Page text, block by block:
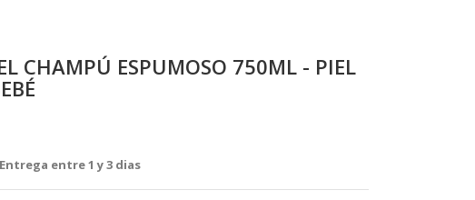
CHAMPÚ ESPUMOSO 750ML - PIEL
Entrega entre 1 y 3 dias